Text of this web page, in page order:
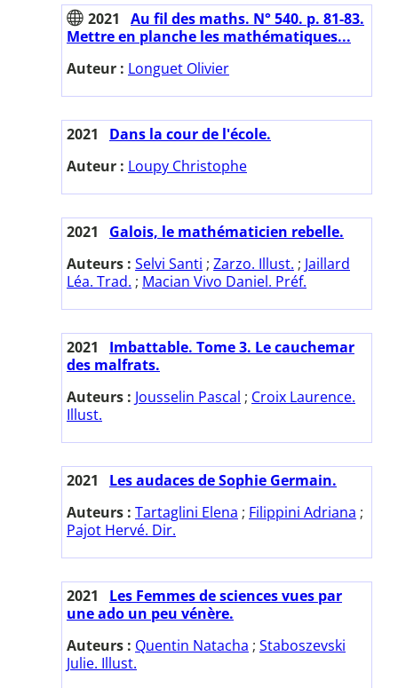
2021
Au fil des maths. N° 540. p. 81-83.
Mettre en planche les mathématiques...
Auteur : Longuet Olivier
2021
Dans la cour de l'école.
Auteur : Loupy Christophe
2021
Galois, le mathématicien rebelle.
Auteurs : Selvi Santi ; Zarzo. Illust. ; Jaillard
Léa. Trad. ; Macian Vivo Daniel. Préf.
2021
Imbattable. Tome 3. Le cauchemar
des malfrats.
Auteurs : Jousselin Pascal ; Croix Laurence.
Illust.
2021
Les audaces de Sophie Germain.
Auteurs : Tartaglini Elena ; Filippini Adriana ;
Pajot Hervé. Dir.
2021
Les Femmes de sciences vues par
une ado un peu vénère.
Auteurs : Quentin Natacha ; Staboszevski
Julie. Illust.